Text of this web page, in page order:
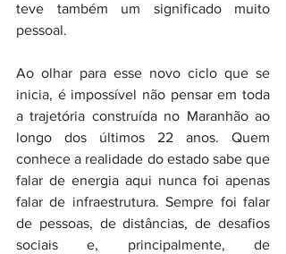
teve também um significado muito
pessoal.
Ao olhar para esse novo ciclo que se
inicia, é impossível não pensar em toda
a trajetória construída no Maranhão ao
longo dos últimos 22 anos. Quem
conhece a realidade do estado sabe que
falar de energia aqui nunca foi apenas
falar de infraestrutura. Sempre foi falar
de pessoas, de distâncias, de desafios
sociais e, principalmente, de